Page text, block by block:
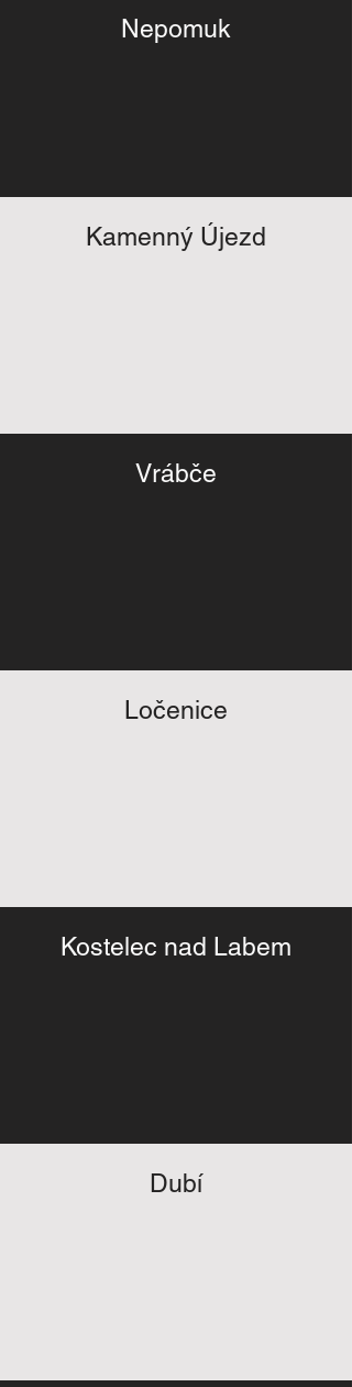
Nepomuk
Kamenný Újezd
Vrábče
Ločenice
Kostelec nad Labem
Dubí